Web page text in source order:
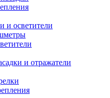
и осветители
и отражатели